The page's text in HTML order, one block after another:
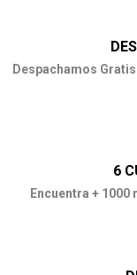
Despachamos
6
Encuentra +